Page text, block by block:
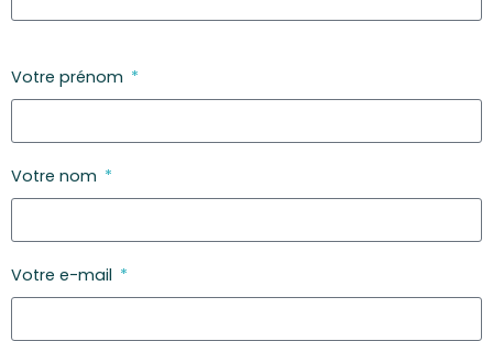
Votre prénom
Votre nom
Votre e-mail